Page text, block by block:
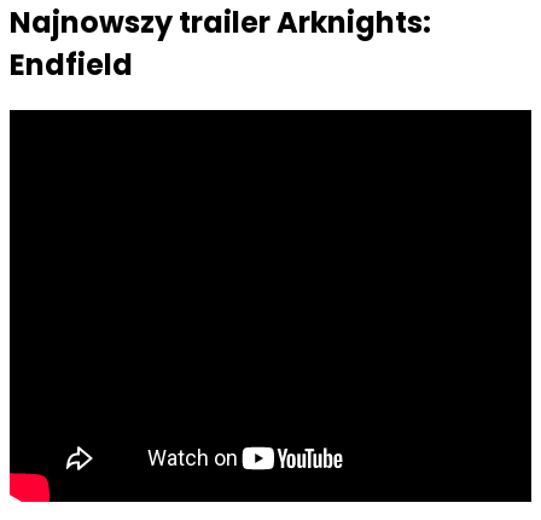
Najnowszy trailer Arknights:
Endfield